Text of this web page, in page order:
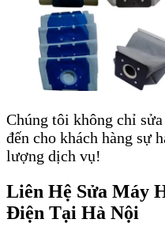
Chúng tôi không chỉ
đến cho khách hàng sự
lượng dịch vụ!
Liên Hệ Sửa Máy
Điện Tại Hà Nội